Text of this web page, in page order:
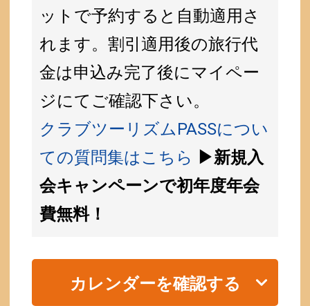
ットで予約すると自動適用さ
れます。割引適用後の旅行代
金は申込み完了後にマイペー
ジにてご確認下さい。
クラブツーリズムPASSについ
ての質問集はこちら ▶新規入
会キャンペーンで初年度年会
費無料！
カレンダーを確認する